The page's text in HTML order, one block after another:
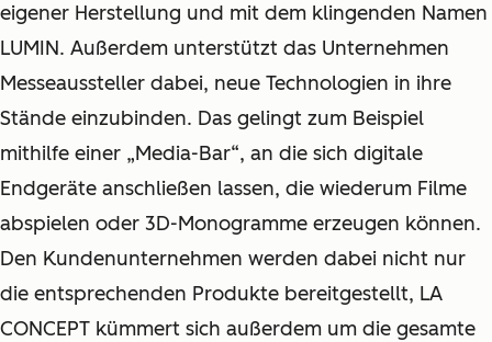
eigener Herstellung und mit dem klingenden Namen
LUMIN. Außerdem unterstützt das Unternehmen
Messeaussteller dabei, neue Technologien in ihre
Stände einzubinden. Das gelingt zum Beispiel
mithilfe einer „Media-Bar“, an die sich digitale
Endgeräte anschließen lassen, die wiederum Filme
abspielen oder 3D-Monogramme erzeugen können.
Den Kundenunternehmen werden dabei nicht nur
die entsprechenden Produkte bereitgestellt, LA
CONCEPT kümmert sich außerdem um die gesamte